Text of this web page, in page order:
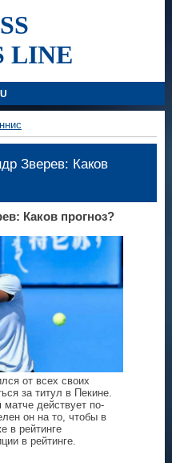
LINE
Зверев: Каков
Каков прогноз?
от всех своих
за титул в Пекине.
действует по-
он на то, чтобы в
в рейтинге
в рейтинге.